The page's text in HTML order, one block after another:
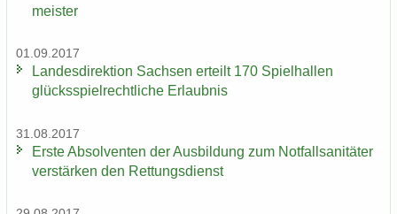
meis­ter
01.09.2017
Lan­des­di­rek­ti­on Sach­sen er­teilt 170 Spiel­hal­len
glücks­spiel­recht­li­che Er­laub­nis
31.08.2017
Erste Ab­sol­ven­ten der Aus­bil­dung zum Not­fall­sa­ni­tä­ter
ver­stär­ken den Ret­tungs­dienst